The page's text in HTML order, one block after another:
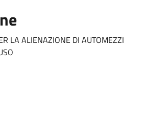
LA ALIENAZIONE DI AUTOMEZZI